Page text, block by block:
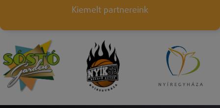
Kiemelt partnereink